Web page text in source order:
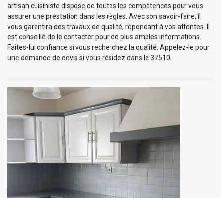
artisan cuisiniste dispose de toutes les compétences pour vous
assurer une prestation dans les règles. Avec son savoir-faire, il
vous garantira des travaux de qualité, répondant à vos attentes. Il
est conseillé de le contacter pour de plus amples informations.
Faites-lui confiance si vous recherchez la qualité. Appelez-le pour
une demande de devis si vous résidez dans le 37510.